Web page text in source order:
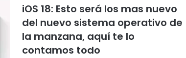
iOS 18: Esto será los mas nuevo
del nuevo sistema operativo de
la manzana, aquí te lo
contamos todo